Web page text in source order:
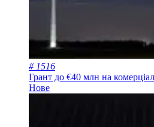
# 1516
Грант до €40 млн на
Нове